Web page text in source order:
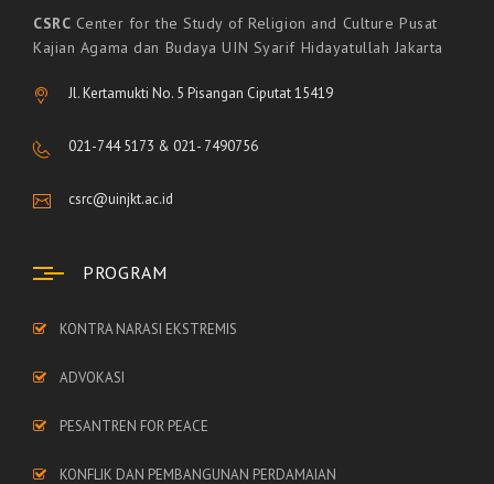
CSRC Center for the Study of Religion and Culture Pusat
Kajian Agama dan Budaya UIN Syarif Hidayatullah Jakarta
Jl. Kertamukti No. 5 Pisangan Ciputat 15419
021-744 5173 & 021- 7490756
csrc@uinjkt.ac.id
PROGRAM
KONTRA NARASI EKSTREMIS
ADVOKASI
PESANTREN FOR PEACE
KONFLIK DAN PEMBANGUNAN PERDAMAIAN